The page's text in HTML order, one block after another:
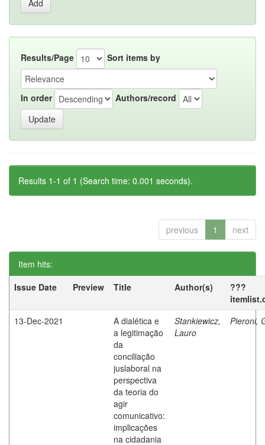
Results/Page Sort items by
In order Authors/record
Results 1-1 of 1 (Search time: 0.001 seconds).
previous 1 next
Item hits:
Issue Date
Preview Title Author(s)
???
13-Dec-2021
A dialética e
a legitimação
da
conciliação
juslaboral na
perspectiva
da teoria do
agir
comunicativo:
implicações
na cidadania
Stankiewicz,
Lauro
Pieroni,